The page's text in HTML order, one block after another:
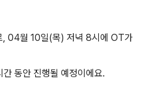
, 04월 10일(목) 저녁 8시에 OT가
간 동안 진행될 예정이에요.